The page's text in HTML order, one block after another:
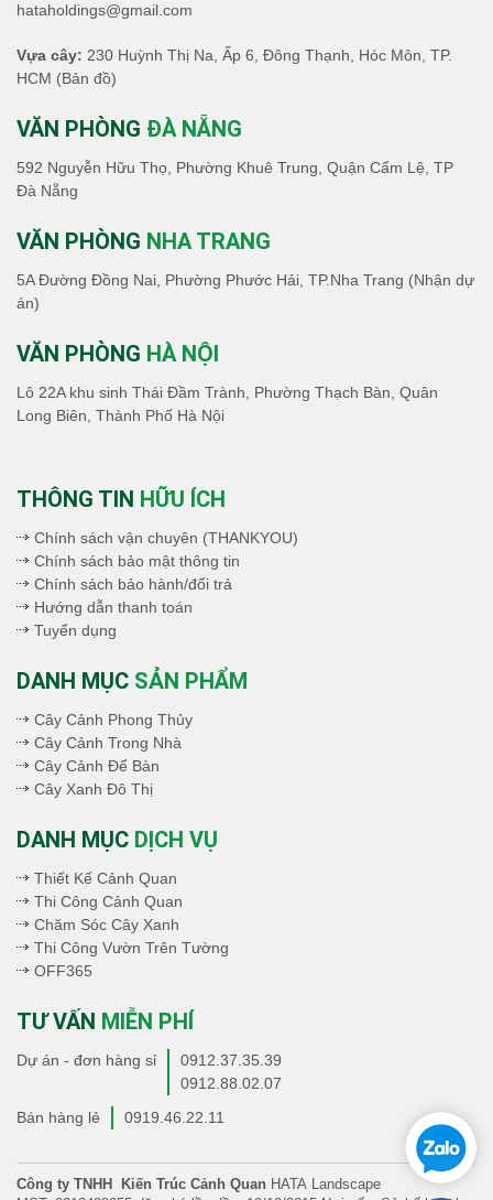
hataholdings@gmail.com
Vựa cây: 230 Huỳnh Thị Na, Ấp 6, Đông Thạnh, Hóc Môn, TP.
HCM (Bản đồ)
VĂN PHÒNG ĐÀ NẴNG
592 Nguyễn Hữu Thọ, Phường Khuê Trung, Quận Cẩm Lệ, TP
Đà Nẵng
VĂN PHÒNG NHA TRANG
5A Đường Đồng Nai, Phường Phước Hải, TP.Nha Trang (Nhận dự
án)
VĂN PHÒNG HÀ NỘI
Lô 22A khu sinh Thái Đầm Trành, Phường Thạch Bàn, Quân
Long Biên, Thành Phố Hà Nội
THÔNG TIN HỮU ÍCH
Chính sách vận chuyên (THANKYOU)
Chính sách bảo mật thông tin
Chính sách bảo hành/đổi trả
Hướng dẫn thanh toán
Tuyển dụng
DANH MỤC SẢN PHẨM
Cây Cảnh Phong Thủy
Cây Cảnh Trong Nhà
Cây Cảnh Để Bàn
Cây Xanh Đô Thị
DANH MỤC DỊCH VỤ
Thiết Kế Cảnh Quan
Thi Công Cảnh Quan
Chăm Sóc Cây Xanh
Thi Công Vườn Trên Tường
OFF365
TƯ VẤN MIỄN PHÍ
Dự án - đơn hàng sỉ
0912.37.35.39
0912.88.02.07
Bán hàng lẻ
0919.46.22.11
Công ty TNHH Kiến Trúc Cảnh Quan HATA Landscape